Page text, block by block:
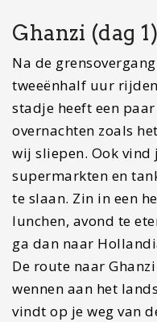
Ghanzi (dag 1)
Na de
tweeënhalf uur
stadje heeft een
overnachten zoals het
wij sliepen. Ook vind
supermarkten en
te slaan. Zin in een
lunchen, avond te
ga dan naar
De route naar
wennen aan het
vindt op je weg van